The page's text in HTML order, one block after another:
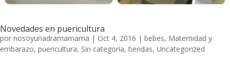
Novedades en puericultura
por nosoyunadramamama | Oct 4, 2016 | bebes, Maternidad y
embarazo, puericultura, Sin categoría,tiendas, Uncategorized